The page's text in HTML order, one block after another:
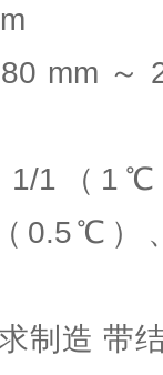
mm ～
1/1（
0.5℃）
制造 带